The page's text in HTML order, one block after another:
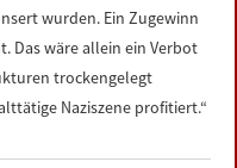
wurden. Ein Zugewinn
Das wäre allein ein Verbot
trockengelegt
Naziszene profitiert.“